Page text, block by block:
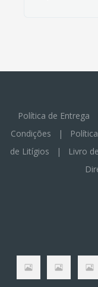
Política de Entrega
Condições |
de Litígios | Livro